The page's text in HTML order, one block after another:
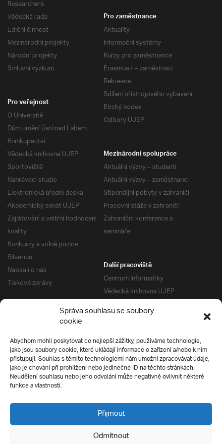
Správa souhlasu se soubory
cookie
Abychom mohli poskytovat co nejlepší zážitky, používáme technologie,
jako jsou soubory cookie, které ukládají informace o zařízení a/nebo k nim
přistupují. Souhlas s těmito technologiemi nám umožní zpracovávat údaje,
jako je chování při prohlížení nebo jedinečné ID na těchto stránkách.
Neudělení souhlasu nebo jeho odvolání může negativně ovlivnit některé
funkce a vlastnosti.
Přijmout
Odmítnout
Researchers
Vědecká rada
Ediční činnost
Mezinárodní projekty
Národní projekty
Smluvní výzkum
Pro zaměstnance
Aktuality
Informační systémy
Kurzy pro zaměstnance
Erasmus+ – zaměstnaci
Rekreace
Sdílení přístrojového vybavení
Etický kodex
Odbory UJEP
Pro veřejnost
O Univerzitě
Dům umění Ústí nad Labem
Knihkupectví
Vědecká knihovna UJEP
Sportoviště
Nahrávací studio
Elektronická úřední deska –
Akademický senát UJEP
Zajišťování a vnitřní hodnocení
kvality
Konkurzy a volné pozice
Silverius
Napsali o nás
Tiskové zprávy
Mezinárodní spolupráce
Aktuální výzvy – studenti
Aktuální výzvy – zaměstnanci
Stipendijní pobyty v zahraničí
Pracovní stáže v zahraničí
Zahraniční konference a
semináře
Další pracoviště
Centrum Informatiky
Vědecká knihovna UJEP
Správa kolejí a menz
Univerzitní centrum podpory
Silverius
Pro uchazeče
Přijímací řízení
E-prihlaska
Přípravné kurzy
Ochrana soukromí